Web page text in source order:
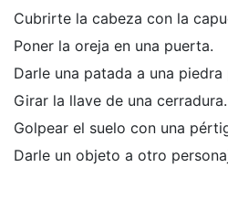
Cubrirte la cabeza con la
Poner la oreja en una puerta.
Darle una patada a una piedra
Girar la llave de una cerradura.
Golpear el suelo con una
Darle un objeto a otro